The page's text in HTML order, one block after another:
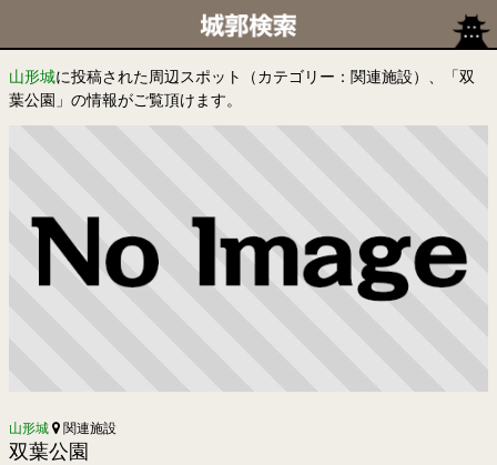
山形城に投稿された周辺スポット（カテゴリー：関連施設）、「双
葉公園」の情報がご覧頂けます。
山形城 関連施設
双葉公園